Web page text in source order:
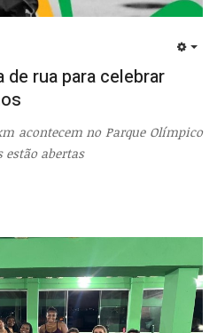
de rua para celebrar
acontecem no Parque Olímpico
estão abertas